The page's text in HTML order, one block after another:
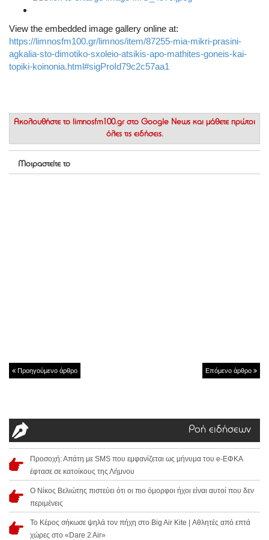
View the embedded image gallery online at:
https://limnosfm100.gr/limnos/item/87255-mia-mikri-prasini-
agkalia-sto-dimotiko-sxoleio-atsikis-apo-mathites-goneis-kai-
topiki-koinonia.html#sigProId79c2c57aa1
Ακολουθήστε το limnosfm100.gr στο Google News και μάθετε πρώτοι
όλες τις ειδήσεις.
Μοιραστείτε το
Προηγούμενο άρθρο Επόμενο άρθρο
Ροή ειδήσεων
Προσοχή: Απάτη με SMS που εμφανίζεται ως μήνυμα του e-ΕΦΚΑ
έφτασε σε κατοίκους της Λήμνου
Ο Νίκος Βελιώτης πιστεύει ότι οι πιο όμορφοι ήχοι είναι αυτοί που δεν
περιμένεις
Το Κέρος σήκωσε ψηλά τον πήχη στο Big Air Kite | Αθλητές από επτά
χώρες στο «Dare 2 Air»